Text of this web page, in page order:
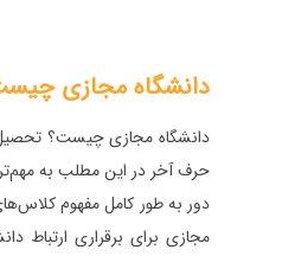
دانشگاه مجازی
دانشگاه مجازی چیست؟ تحصیل
حرف آخر در این مطلب به
دور به طور کامل مفهوم
مجازی برای برقراری ارتباط